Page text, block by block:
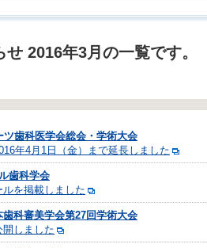
2016年3月の一覧です。
ツ歯科医学会総会・学術大会
年4月1日（金）まで延長しました
歯科学会
を掲載しました
科審美学会第27回学術大会
しました